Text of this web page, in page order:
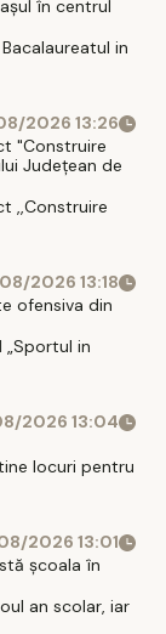
în centrul
in
2026 13:26
"Construire
Județean de
,,Construire
2026 13:18
ofensiva din
in
2026 13:04
locuri pentru
2026 13:01
școala în
an scolar, iar